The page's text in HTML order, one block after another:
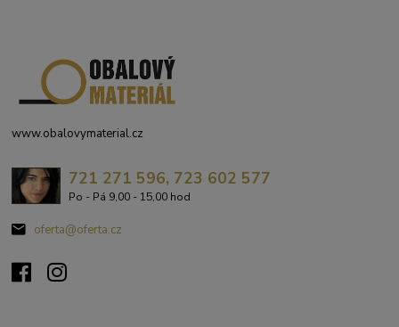
www.obalovymaterial.cz
721 271 596, 723 602 577
Po - Pá 9,00 - 15,00 hod
oferta@oferta.cz